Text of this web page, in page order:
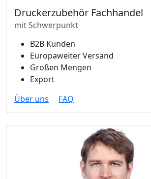
Druckerzubehör Fachhandel
mit Schwerpunkt
B2B Kunden
Europaweiter Versand
Großen Mengen
Export
Über uns
FAQ